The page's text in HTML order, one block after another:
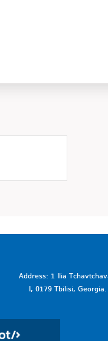
Address: 1 Ilia
I, 0179 Tbilisi,